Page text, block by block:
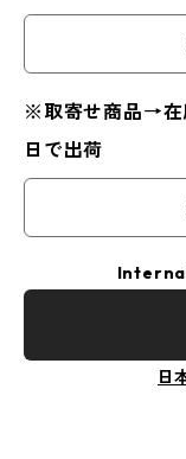
※取寄せ商品→在
日で出荷
日